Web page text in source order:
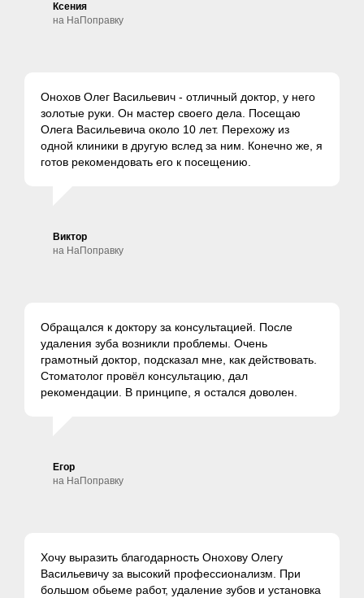
Ксения
на НаПоправку
Онохов Олег Васильевич - отличный доктор, у него
золотые руки. Он мастер своего дела. Посещаю
Олега Васильевича около 10 лет. Перехожу из
одной клиники в другую вслед за ним. Конечно же, я
готов рекомендовать его к посещению.
Виктор
на НаПоправку
Обращался к доктору за консультацией. После
удаления зуба возникли проблемы. Очень
грамотный доктор, подсказал мне, как действовать.
Стоматолог провёл консультацию, дал
рекомендации. В принципе, я остался доволен.
Егор
на НаПоправку
Хочу выразить благодарность Онохову Олегу
Васильевичу за высокий профессионализм. При
большом обьеме работ, удаление зубов и установка